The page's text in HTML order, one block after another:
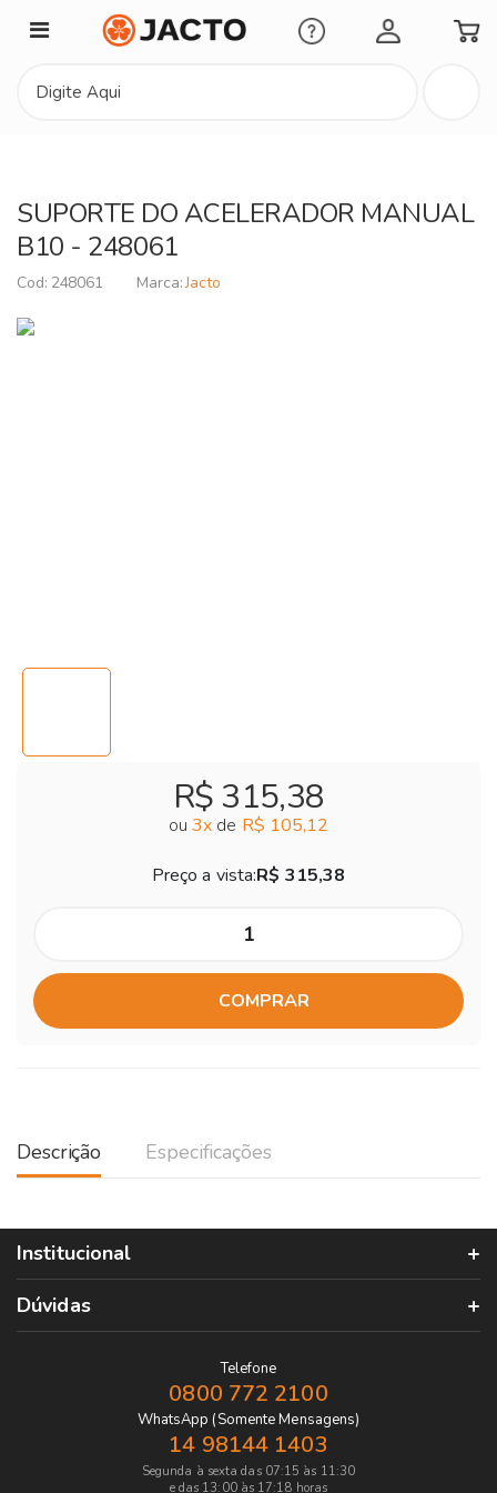
Minha Conta
SUPORTE DO ACELERADOR MANUAL
B10 - 248061
248061 Jacto
R$ 315,38
ou 3x de R$ 105,12
Preço a vista:R$ 315,38
COMPRAR
Descrição Especificações
Institucional
Dúvidas
Telefone
0800 772 2100
WhatsApp (Somente Mensagens)
14 98144 1403
Segunda à sexta das 07:15 às 11:30
e das 13:00 às 17:18 horas